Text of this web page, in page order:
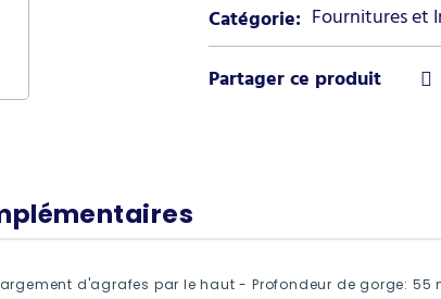
Catégorie: Fournitures et
d'agrafes par le haut - Profondeur de gorge: